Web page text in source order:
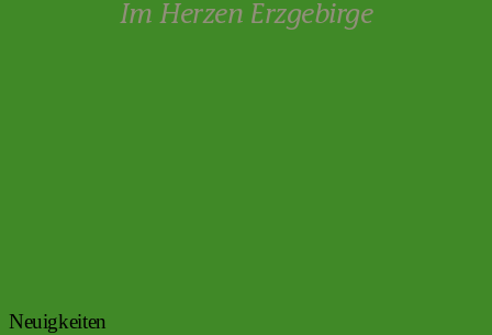
Im Herzen Erzgebirge
Neuigkeiten